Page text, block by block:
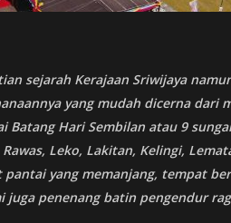
sejarah Kerajaan Sriwijaya
yang mudah dicerna dari
Batang Hari Sembilan atau 9
Leko, Lakitan, Kelingi,
pantai yang memanjang, tempat
juga penenang batin pengendur